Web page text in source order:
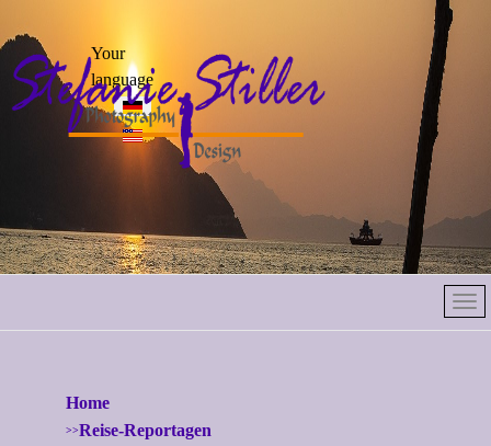
Select your
language
Your
language
Home
Reise-Reportagen